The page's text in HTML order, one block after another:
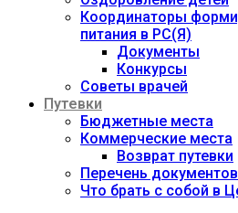
Координаторы
питания в РС(Я)
Документы
Конкурсы
Советы врачей
Путевки
Бюджетные места
Коммерческие места
Возврат путевки
Перечень
Что брать с собой в